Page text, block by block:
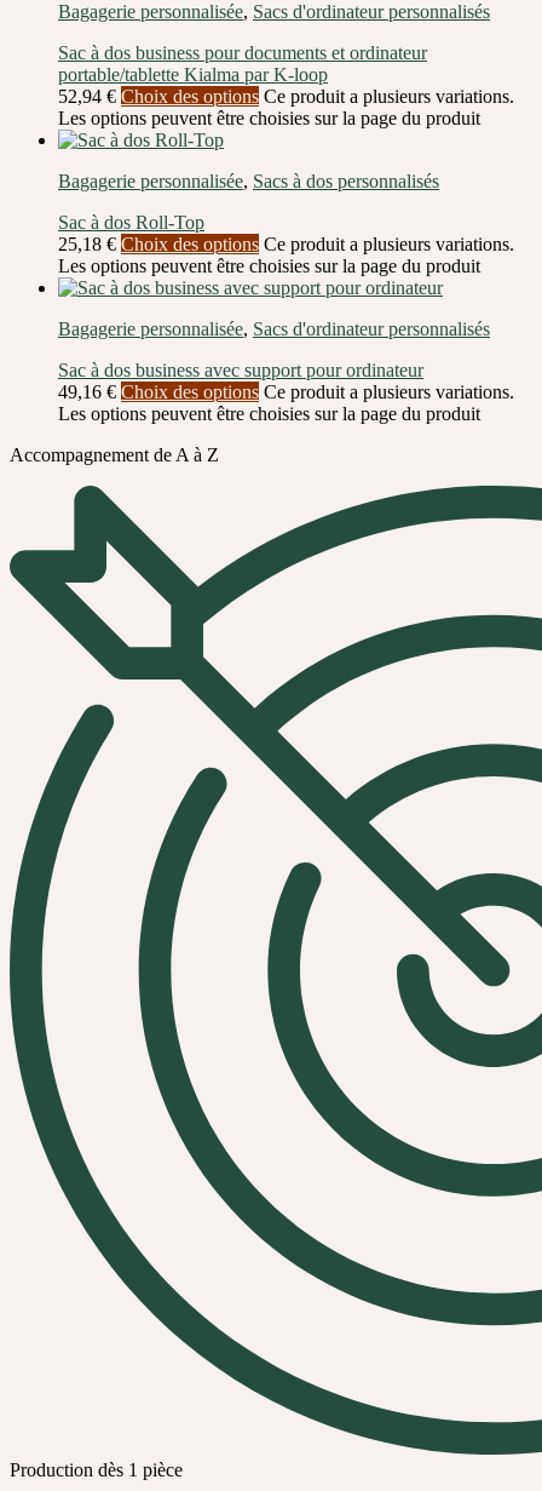
Bagagerie personnalisée, Sacs d'ordinateur personnalisés
Sac à dos business pour documents et ordinateur
portable/tablette Kialma par K-loop
52,94 € Choix des options Ce produit a plusieurs variations.
Les options peuvent être choisies sur la page du produit
Bagagerie personnalisée, Sacs à dos personnalisés
Sac à dos Roll-Top
25,18 € Choix des options Ce produit a plusieurs variations.
Les options peuvent être choisies sur la page du produit
Bagagerie personnalisée, Sacs d'ordinateur personnalisés
Sac à dos business avec support pour ordinateur
49,16 € Choix des options Ce produit a plusieurs variations.
Les options peuvent être choisies sur la page du produit
Accompagnement de A à Z
Production dès 1 pièce